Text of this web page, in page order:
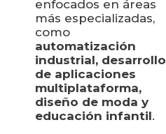
enfocados en áreas
más especializadas,
como
automatización
industrial, desarrollo
de aplicaciones
multiplataforma,
diseño de moda y
educación infantil.